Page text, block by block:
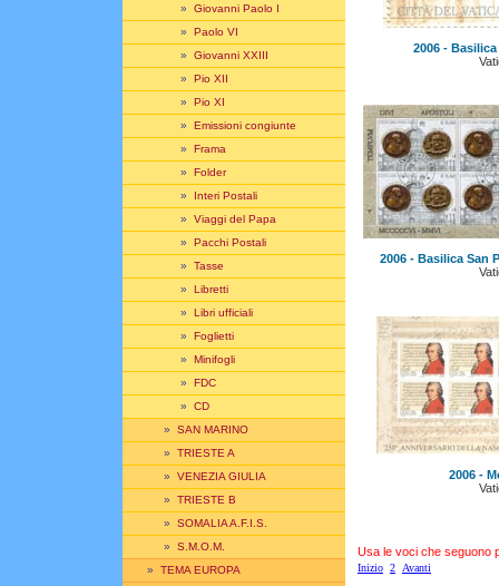
» Giovanni Paolo I
» Paolo VI
» Giovanni XXIII
» Pio XII
» Pio XI
» Emissioni congiunte
» Frama
» Folder
» Interi Postali
» Viaggi del Papa
» Pacchi Postali
» Tasse
» Libretti
» Libri ufficiali
» Foglietti
» Minifogli
» FDC
» CD
» SAN MARINO
» TRIESTE A
» VENEZIA GIULIA
» TRIESTE B
» SOMALIA A.F.I.S.
» S.M.O.M.
» TEMA EUROPA
2006 -
2006 - Basilica San
2006 -
Usa le voci che seguono
Inizio 2 Avanti